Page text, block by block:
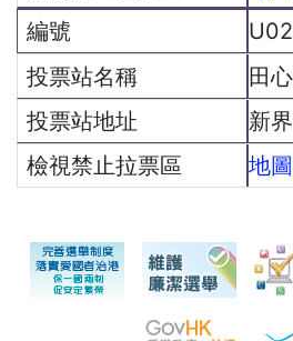
田
新
地圖